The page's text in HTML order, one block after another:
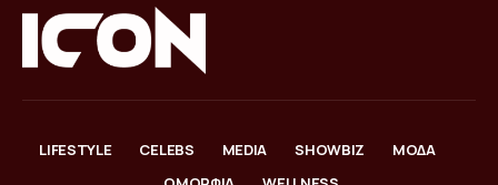
LIFESTYLE CELEBS MEDIA SHOWBIZ
ΜΟΔΑ